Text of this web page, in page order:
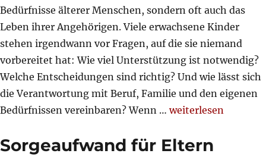
Bedürfnisse älterer Menschen, sondern oft auch das
Leben ihrer Angehörigen. Viele erwachsene Kinder
stehen irgendwann vor Fragen, auf die sie niemand
vorbereitet hat: Wie viel Unterstützung ist notwendig?
Welche Entscheidungen sind richtig? Und wie lässt sich
die Verantwortung mit Beruf, Familie und den eigenen
Bedürfnissen vereinbaren? Wenn …„Wenn Eltern älter
weiterlesen
Sorgeaufwand für Eltern